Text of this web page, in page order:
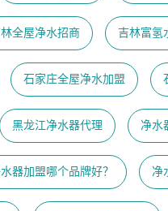
全屋净水招商 吉林富氢
石家庄全屋净水加盟
黑龙江净水器代理 净水
器加盟哪个品牌好？ 净